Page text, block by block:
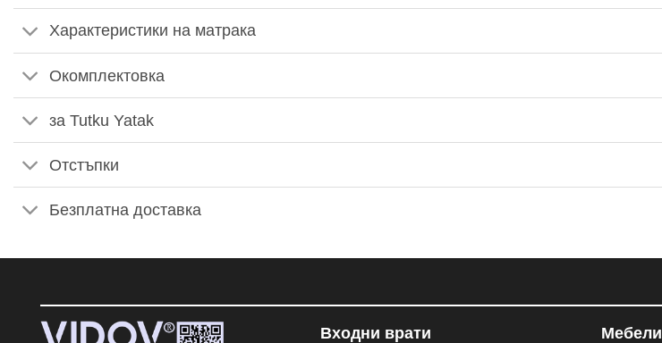
Характеристики на матрака
Окомплектовка
за Tutku Yatak
Отстъпки
Безплатна доставка
Входни врати Мебели